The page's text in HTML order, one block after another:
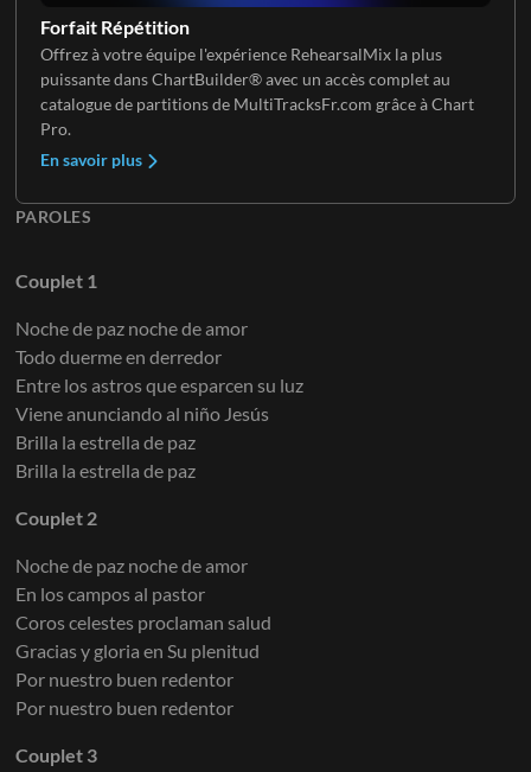
Forfait Répétition
Offrez à votre équipe l'expérience RehearsalMix la plus
puissante dans ChartBuilder® avec un accès complet au
catalogue de partitions de MultiTracksFr.com grâce à Chart
Pro.
En savoir plus
PAROLES
Couplet 1
Noche de paz noche de amor
Todo duerme en derredor
Entre los astros que esparcen su luz
Viene anunciando al niño Jesús
Brilla la estrella de paz
Brilla la estrella de paz
Couplet 2
Noche de paz noche de amor
En los campos al pastor
Coros celestes proclaman salud
Gracias y gloria en Su plenitud
Por nuestro buen redentor
Por nuestro buen redentor
Couplet 3